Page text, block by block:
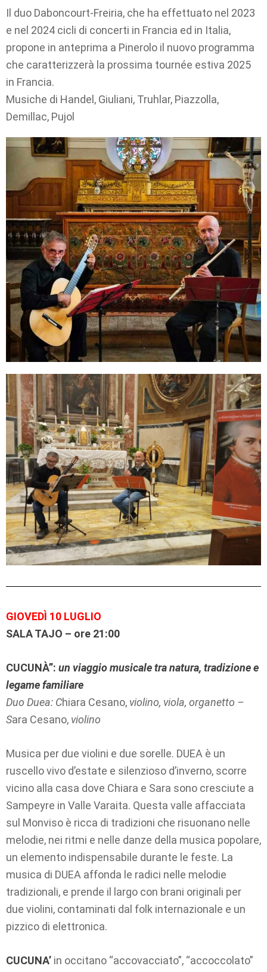
Il duo Daboncourt-Freiria, che ha effettuato nel 2023
e nel 2024 cicli di concerti in Francia ed in Italia,
propone in anteprima a Pinerolo il nuovo programma
che caratterizzerà la prossima tournée estiva 2025
in Francia.
Musiche di Handel, Giuliani, Truhlar, Piazzolla,
Demillac, Pujol
GIOVEDÌ 10 LUGLIO
SALA TAJO – ore 21:00
CUCUNÀ”: un viaggio musicale tra natura, tradizione e
legame familiare
Duo Duea: Chiara Cesano, violino, viola, organetto –
Sara Cesano, violino
Musica per due violini e due sorelle. DUEA è un
ruscello vivo d’estate e silenzioso d’inverno, scorre
vicino alla casa dove Chiara e Sara sono cresciute a
Sampeyre in Valle Varaita. Questa valle affacciata
sul Monviso è ricca di tradizioni che risuonano nelle
melodie, nei ritmi e nelle danze della musica popolare,
un elemento indispensabile durante le feste. La
musica di DUEA affonda le radici nelle melodie
tradizionali, e prende il largo con brani originali per
due violini, contaminati dal folk internazionale e un
pizzico di elettronica.
CUCUNA’ in occitano “accovacciato”, “accoccolato”